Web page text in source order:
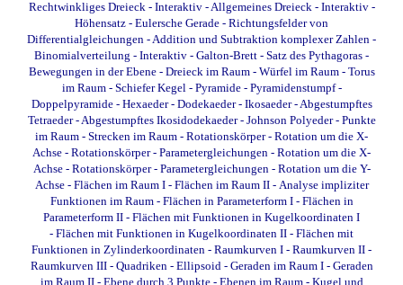
Rechtwinkliges Dreieck - Interaktiv-Allgemeines Dreieck - Interaktiv-
Höhensatz - Eulersche Gerade - Richtungsfelder von
Differentialgleichungen -Addition und Subtraktion komplexer Zahlen -
Binomialverteilung - Interaktiv - Galton-Brett - Satz des Pythagoras -
Bewegungen in der Ebene- Dreieck im Raum- Würfel im Raum- Torus
im Raum- Schiefer Kegel- Pyramide- Pyramidenstumpf-
Doppelpyramide- Hexaeder- Dodekaeder- Ikosaeder-Abgestumpftes
Tetraeder-Abgestumpftes Ikosidodekaeder- Johnson Polyeder- Punkte
im Raum - Strecken im Raum - Rotationskörper - Rotation um die X-
Achse - Rotationskörper - Parametergleichungen - Rotation um die X-
Achse- Rotationskörper - Parametergleichungen - Rotation um die Y-
Achse- Flächen im Raum I- Flächen im Raum II- Analyse impliziter
Funktionen im Raum- Flächen in Parameterform I- Flächen in
Parameterform II - Flächen mit Funktionen in Kugelkoordinaten I
- Flächen mit Funktionen in Kugelkoordinaten II - Flächen mit
Funktionen in Zylinderkoordinaten - Raumkurven I - Raumkurven II -
Raumkurven III- Quadriken - Ellipsoid- Geraden im Raum I- Geraden
im Raum II- Ebene durch 3 Punkte- Ebenen im Raum- Kugel und